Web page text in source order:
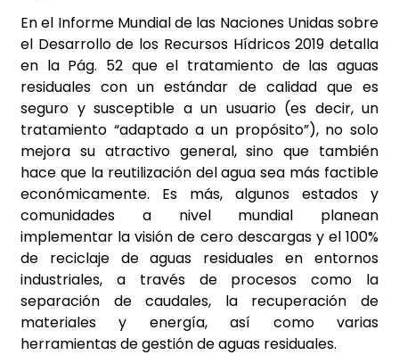
En el Informe Mundial de las Naciones Unidas sobre
el Desarrollo de los Recursos Hídricos 2019 detalla
en la Pág. 52 que el tratamiento de las aguas
residuales con un estándar de calidad que es
seguro y susceptible a un usuario (es decir, un
tratamiento “adaptado a un propósito”), no solo
mejora su atractivo general, sino que también
hace que la reutilización del agua sea más factible
económicamente. Es más, algunos estados y
comunidades a nivel mundial planean
implementar la visión de cero descargas y el 100%
de reciclaje de aguas residuales en entornos
industriales, a través de procesos como la
separación de caudales, la recuperación de
materiales y energía, así como varias
herramientas de gestión de aguas residuales.